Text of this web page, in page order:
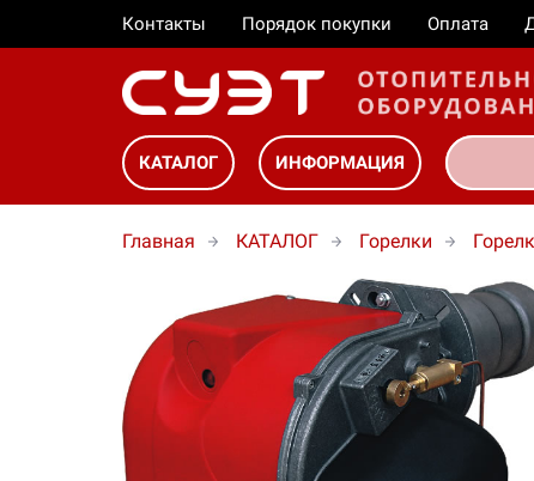
Контакты Порядок покупки Оплата
КАТАЛОГ ИНФОРМАЦИЯ
Главная КАТАЛОГ Горелки